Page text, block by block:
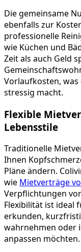
Die gemeinsame
ebenfalls zur
professionelle
wie Küchen und
Zeit als auch Geld
Vorlaufkosten,
stressig macht.
Flexible
Lebensstile
Traditionelle
Ihnen
Pläne ändern.
wie Mietverträge
Verpflichtungen
Flexibilität ist ideal
erkunden,
wahrnehmen oder
anpassen möchten.